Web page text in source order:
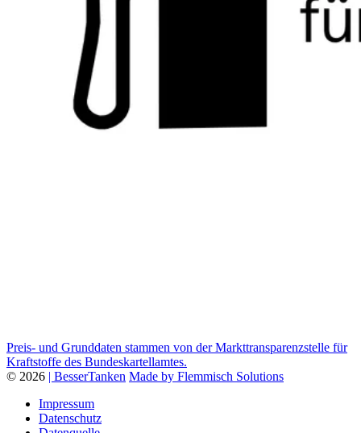
Preis- und Grunddaten stammen von der Markttransparenzstelle für
Kraftstoffe des Bundeskartellamtes.
© 2026 | BesserTanken Made by Flemmisch Solutions
Impressum
Datenschutz